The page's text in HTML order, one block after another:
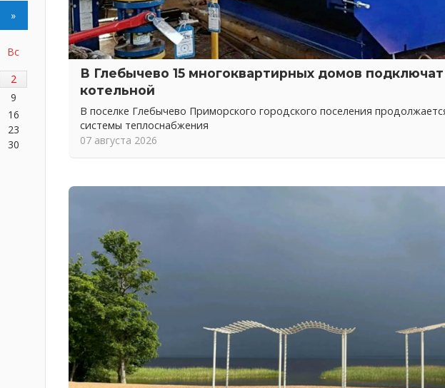
В Глебычево 15 многоквартирных домов подключат
котельной
В поселке Глебычево Приморского городского поселения
системы теплоснабжения
07 августа 2026
»
Вс
2
9
16
23
30